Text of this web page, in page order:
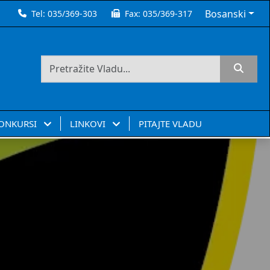
Tel:035/369-303 Fax:035/369-317 Bosanski
LINKOVI PITAJTE VLADU